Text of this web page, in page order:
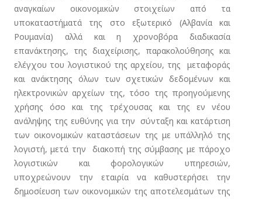
αναγκαίων οικονομικών στοιχείων από τα
υποκαταστήματά της στο εξωτερικό (Αλβανία και
Ρουμανία) αλλά και η χρονοβόρα διαδικασία
επανάκτησης, της διαχείρισης, παρακολούθησης και
ελέγχου του λογιστικού της αρχείου, της μεταφοράς
και ανάκτησης όλων των σχετικών δεδομένων και
ηλεκτρονικών αρχείων της, τόσο της προηγούμενης
χρήσης όσο και της τρέχουσας και της εν νέου
ανάληψης της ευθύνης για την σύνταξη και κατάρτιση
των οικονομικών καταστάσεων της με υπάλληλό της
λογιστή, μετά την διακοπή της σύμβασης με πάροχο
λογιστικών και φορολογικών υπηρεσιών,
υποχρεώνουν την εταιρία να καθυστερήσει την
δημοσίευση των οικονομικών της αποτελεσμάτων της